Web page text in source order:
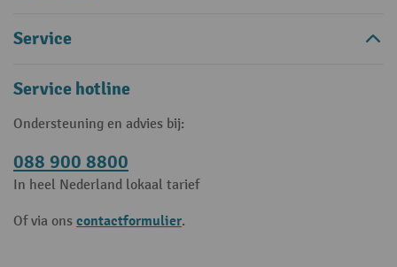
Service
Service hotline
Ondersteuning en advies bij:
088 900 8800
In heel Nederland lokaal tarief
Of via ons contactformulier.